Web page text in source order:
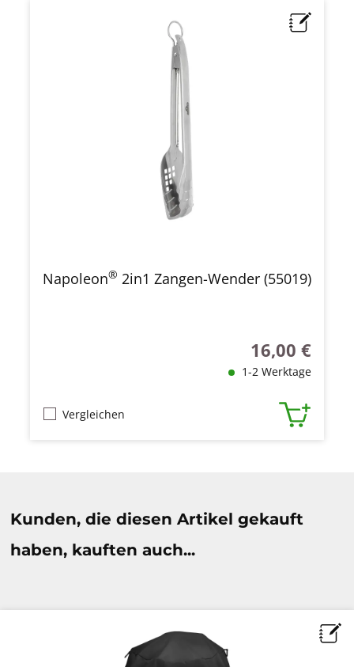
Napoleon® 2in1 Zangen-Wender (55019)
Regulärer Preis:
16,00 €
1-2 Werktage
Vergleichen
Kunden, die diesen Artikel gekauft
haben, kauften auch...